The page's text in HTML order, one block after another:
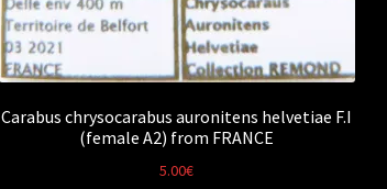
Carabus chrysocarabus auronitens helvetiae F.I
(female A2) from FRANCE
5.00€